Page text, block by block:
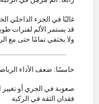
غالبًا في الجزء الداخلي
قد يستمر الألم لفترات
ولا يختفي تمامًا حتى مع
خامسًا: ضعف الأداء
صعوبة في الجري أو تغيير
فقدان الثقة في الركبة